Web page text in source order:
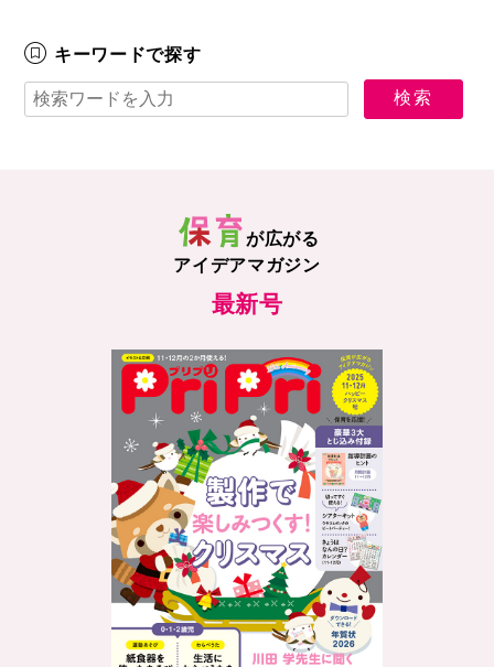
キーワードで探す
が広がる
アイデアマガジン
最新号